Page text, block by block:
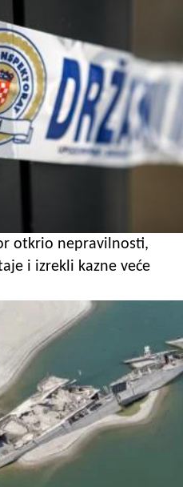
otkrio nepravilnosti,
i izrekli kazne veće